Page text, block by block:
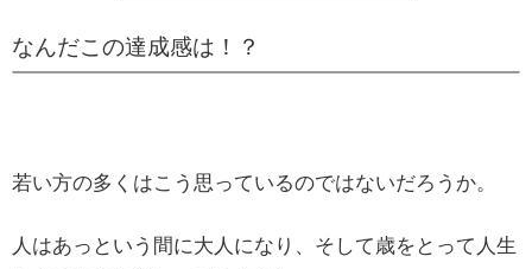
なんだこの達成感は！？
若い方の多くはこう思っているのではないだろうか。
人はあっという間に大人になり、そして歳をとって人生